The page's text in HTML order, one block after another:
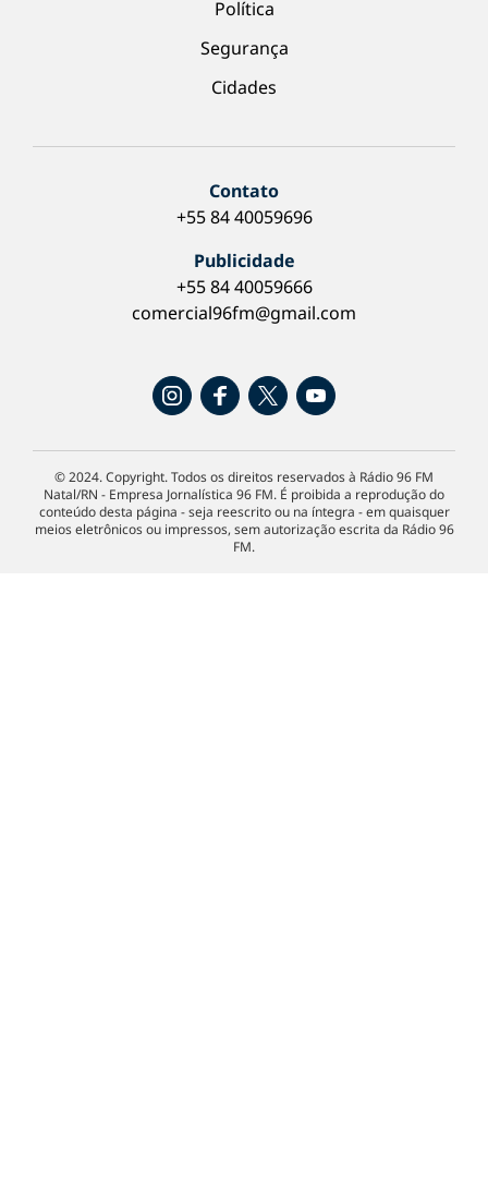
Política
Segurança
Cidades
Contato
+55 84 40059696
Publicidade
+55 84 40059666
comercial96fm@gmail.com
© 2024. Copyright. Todos os direitos reservados à Rádio 96 FM
Natal/RN - Empresa Jornalística 96 FM. É proibida a reprodução do
conteúdo desta página - seja reescrito ou na íntegra - em quaisquer
meios eletrônicos ou impressos, sem autorização escrita da Rádio 96
FM.